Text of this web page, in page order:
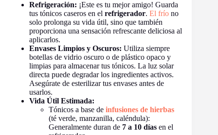
Refrigeración: ¡Este es tu mejor amigo! Guarda
tus tónicos caseros en el refrigerador. El frío no
solo prolonga su vida útil, sino que también
proporciona una sensación refrescante deliciosa al
aplicarlos.
Envases Limpios y Oscuros: Utiliza siempre
botellas de vidrio oscuro o de plástico opaco y
limpias para almacenar tus tónicos. La luz solar
directa puede degradar los ingredientes activos.
Asegúrate de esterilizar tus envases antes de
usarlos.
Vida Útil Estimada:
Tónicos a base de infusiones de hierbas
(té verde, manzanilla, caléndula):
Generalmente duran de 7 a 10 días en el